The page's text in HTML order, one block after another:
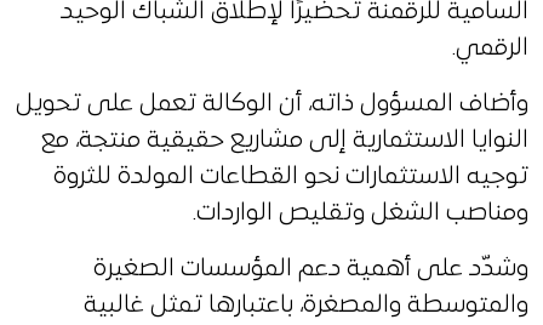
السامية للرقمنة تحضيرًا لإطلاق الشباك الوحيد
الرقمي.
وأضاف المسؤول ذاته، أن الوكالة تعمل على تحويل
النوايا الاستثمارية إلى مشاريع حقيقية منتجة، مع
توجيه الاستثمارات نحو القطاعات المولدة للثروة
ومناصب الشغل وتقليص الواردات.
وشدّد على أهمية دعم المؤسسات الصغيرة
والمتوسطة والمصغرة، باعتبارها تمثل غالبية